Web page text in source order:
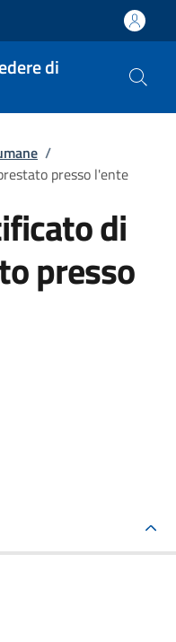
di
/
presso l'ente
di
presso